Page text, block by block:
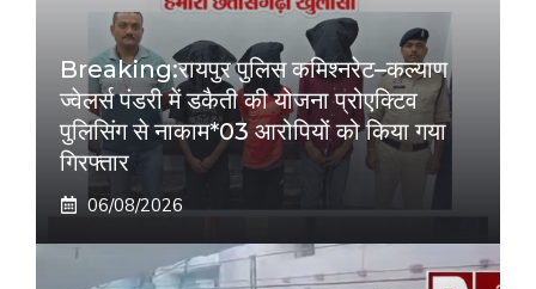
Breaking:रायपुर पुलिस कमिश्नरेट–कल्याण
ज्वेलर्स पंडरी में डकैती की योजना प्रोएक्टिव
पुलिसिंग से नाकाम*03 आरोपियों को किया गया
गिरफ्तार
06/08/2026